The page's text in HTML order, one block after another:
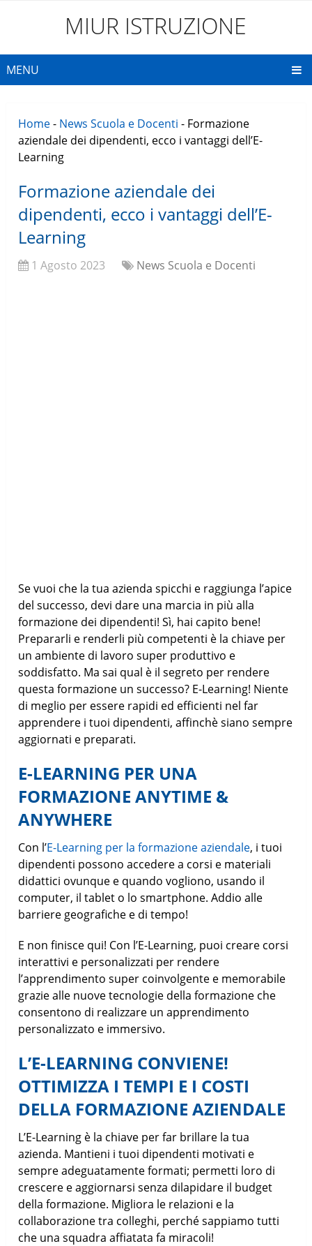
MIUR ISTRUZIONE
MENU
Home- News Scuola e Docenti - Formazione
aziendale dei dipendenti, ecco i vantaggi dell’E-
Learning
Formazione aziendale dei
dipendenti, ecco i vantaggi dell’E-
Learning
1 Agosto 2023 News Scuola e Docenti
Se vuoi che la tua azienda spicchi e raggiunga l’apice
del successo, devi dare una marcia in più alla
formazione dei dipendenti! Sì, hai capito bene!
Prepararli e renderli più competenti è la chiave per
un ambiente di lavoro super produttivo e
soddisfatto. Ma sai qual è il segreto per rendere
questa formazione un successo? E-Learning! Niente
di meglio per essere rapidi ed efficienti nel far
apprendere i tuoi dipendenti, affinchè siano sempre
aggiornati e preparati.
E-LEARNING PER UNA
FORMAZIONE ANYTIME &
ANYWHERE
Con l’E-Learning per la formazione aziendale, i tuoi
dipendenti possono accedere a corsi e materiali
didattici ovunque e quando vogliono, usando il
computer, il tablet o lo smartphone. Addio alle
barriere geografiche e di tempo!
E non finisce qui! Con l’E-Learning, puoi creare corsi
interattivi e personalizzati per rendere
l’apprendimento super coinvolgente e memorabile
grazie alle nuove tecnologie della formazione che
consentono di realizzare un apprendimento
personalizzato e immersivo.
L’E-LEARNING CONVIENE!
OTTIMIZZA I TEMPI E I COSTI
DELLA FORMAZIONE AZIENDALE
L’E-Learning è la chiave per far brillare la tua
azienda. Mantieni i tuoi dipendenti motivati e
sempre adeguatamente formati; permetti loro di
crescere e aggiornarsi senza dilapidare il budget
della formazione. Migliora le relazioni e la
collaborazione tra colleghi, perché sappiamo tutti
che una squadra affiatata fa miracoli!